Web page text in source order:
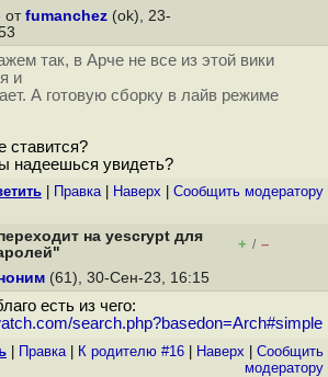
от fumanchez (ok), 23-
так, в Арче не все из этой вики
и
А готовую сборку в лайв режиме
ставится?
надеешься увидеть?
Правка| Наверх Cообщить модератору
на yescrypt для
+ / –
(61), 30-Сен-23, 16:15
есть из чего:
search.php?basedon=Arch#simple
Правка| К родителю #16 Наверх
Cообщить
модератору